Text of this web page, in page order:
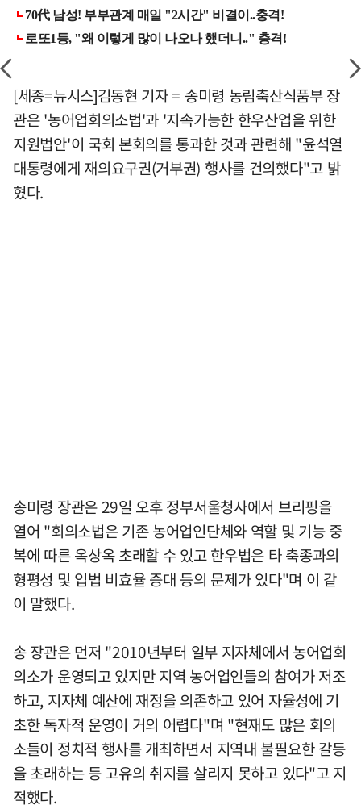
[세종=뉴시스]김동현 기자 = 송미령 농림축산식품부 장
관은 '농어업회의소법'과 '지속가능한 한우산업을 위한
지원법안'이 국회 본회의를 통과한 것과 관련해 "윤석열
대통령에게 재의요구권(거부권) 행사를 건의했다"고 밝
혔다.
송미령 장관은 29일 오후 정부서울청사에서 브리핑을
열어 "회의소법은 기존 농어업인단체와 역할 및 기능 중
복에 따른 옥상옥 초래할 수 있고 한우법은 타 축종과의
형평성 및 입법 비효율 증대 등의 문제가 있다"며 이 같
이 말했다.
송 장관은 먼저 "2010년부터 일부 지자체에서 농어업회
의소가 운영되고 있지만 지역 농어업인들의 참여가 저조
하고, 지자체 예산에 재정을 의존하고 있어 자율성에 기
초한 독자적 운영이 거의 어렵다"며 "현재도 많은 회의
소들이 정치적 행사를 개최하면서 지역내 불필요한 갈등
을 초래하는 등 고유의 취지를 살리지 못하고 있다"고 지
적했다.